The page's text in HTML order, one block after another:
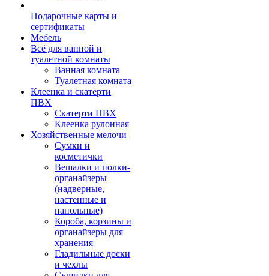
Подарочные карты и
сертификаты
Мебель
Всё для ванной и
туалетной комнаты
Ванная комната
Туалетная комната
Клеенка и скатерти
ПВХ
Скатерти ПВХ
Клеенка рулонная
Хозяйственные мелочи
Сумки и
косметички
Вешалки и полки-
органайзеры
(надверные,
настенные и
напольные)
Короба, корзины и
органайзеры для
хранения
Гладильные доски
и чехлы